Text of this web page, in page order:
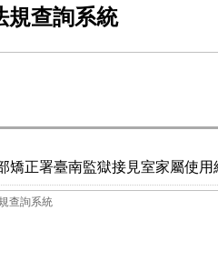
規查詢系統
矯正署臺南監獄接見室家屬使用
查詢系統